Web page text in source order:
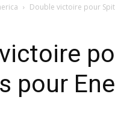
Double victoire pour
pour